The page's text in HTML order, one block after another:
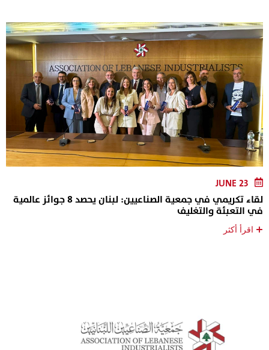
JUNE 23
لقاء تكريمي في جمعية الصناعيين: لبنان يحصد 8 جوائز عالمية
في التعبئة والتغليف
+ اقرأ أكثر